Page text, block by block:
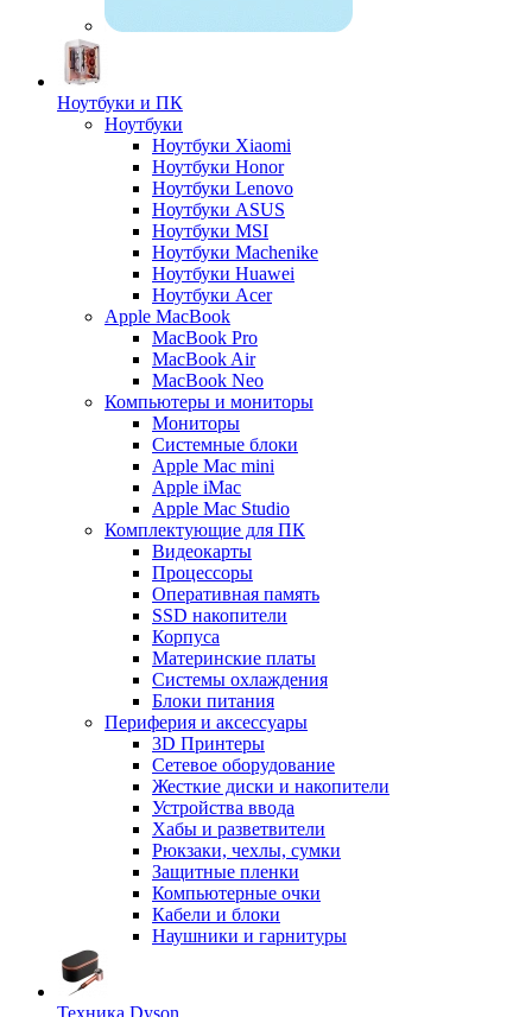
Ноутбуки и ПК
Ноутбуки
Ноутбуки Xiaomi
Ноутбуки Honor
Ноутбуки Lenovo
Ноутбуки ASUS
Ноутбуки MSI
Ноутбуки Machenike
Ноутбуки Huawei
Ноутбуки Acer
Apple MacBook
MacBook Pro
MacBook Air
MacBook Neo
Компьютеры и мониторы
Мониторы
Системные блоки
Apple Mac mini
Apple iMac
Apple Mac Studio
Комплектующие для ПК
Видеокарты
Процессоры
Оперативная память
SSD накопители
Корпуса
Материнские платы
Системы охлаждения
Блоки питания
Периферия и аксессуары
3D Принтеры
Сетевое оборудование
Жесткие диски и накопители
Устройства ввода
Хабы и разветвители
Рюкзаки, чехлы, сумки
Защитные пленки
Компьютерные очки
Кабели и блоки
Наушники и гарнитуры
Техника Dyson